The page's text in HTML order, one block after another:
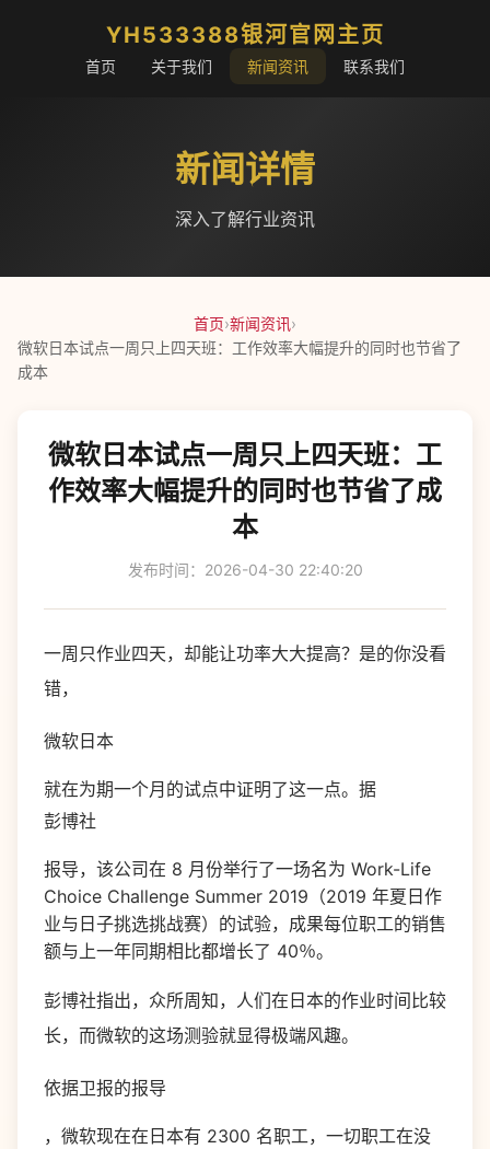
YH533388银河官网主页
首页 关于我们 新闻资讯 联系我们
新闻详情
深入了解行业资讯
首页›新闻资讯›
微软日本试点一周只上四天班：工作效率大幅提升的同时也节省了
成本
微软日本试点一周只上四天班：工
作效率大幅提升的同时也节省了成
本
发布时间：2026-04-30 22:40:20
一周只作业四天，却能让功率大大提高？是的你没看
错，
微软日本
就在为期一个月的试点中证明了这一点。据
彭博社
报导，该公司在 8 月份举行了一场名为 Work-Life
Choice Challenge Summer 2019（2019 年夏日作
业与日子挑选挑战赛）的试验，成果每位职工的销售
额与上一年同期相比都增长了 40％。
彭博社指出，众所周知，人们在日本的作业时间比较
长，而微软的这场测验就显得极端风趣。
依据卫报的报导
，微软现在在日本有 2300 名职工，一切职工在没